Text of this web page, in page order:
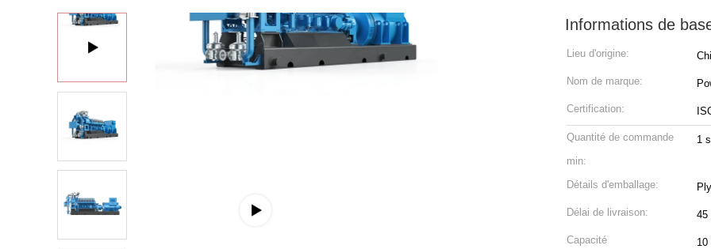
Informations de
Lieu d'origine:
Nom de marque:
Certification:
Quantité de commande
min:
1
Détails d'emballage:
Délai de livraison: 45
Capacité
10